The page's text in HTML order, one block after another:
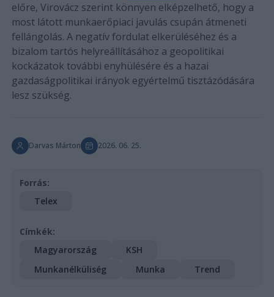
előre, Virovácz szerint könnyen elképzelhető, hogy a
most látott munkaerőpiaci javulás csupán átmeneti
fellángolás. A negatív fordulat elkerüléséhez és a
bizalom tartós helyreállításához a geopolitikai
kockázatok további enyhülésére és a hazai
gazdaságpolitikai irányok egyértelmű tisztázódására
lesz szükség.
Darvas Márton 2026. 06. 25.
Forrás:
Telex
Címkék:
Magyarország
KSH
Munkanélküliség
Munka Trend